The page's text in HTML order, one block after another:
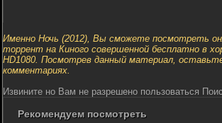
Именно Ночь (2012), Вы сможете посмотреть
торрент на Киного совершенной бесплатно в
HD1080. Посмотрев данный материал,
комментариях.
Извините но Вам не разрешено пользоваться
Рекомендуем посмотреть